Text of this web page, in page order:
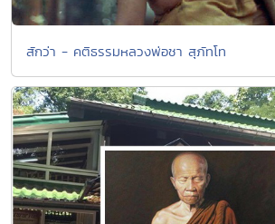
สักว่า - คติธรรมหลวงพ่อชา สุภัทโท